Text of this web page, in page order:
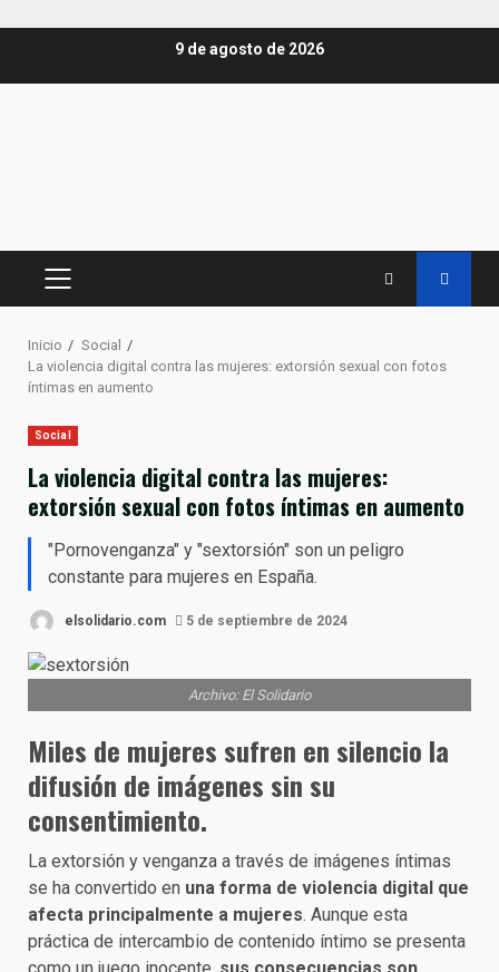
9 de agosto de 2026
MENÚ
Inicio
Social
La violencia digital contra las mujeres: extorsión sexual con fotos
íntimas en aumento
Social
La violencia digital contra las mujeres:
extorsión sexual con fotos íntimas en aumento
"Pornovenganza" y "sextorsión" son un peligro
constante para mujeres en España.
elsolidario.com 5 de septiembre de 2024
Archivo: El Solidario
Miles de mujeres sufren en silencio la
difusión de imágenes sin su
consentimiento.
La extorsión y venganza a través de imágenes íntimas
se ha convertido en una forma de violencia digital que
afecta principalmente a mujeres. Aunque esta
práctica de intercambio de contenido íntimo se presenta